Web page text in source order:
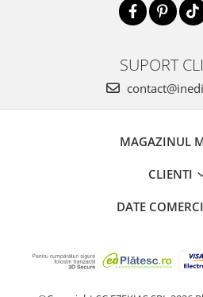
SUPORT
MAGAZINUL
CLIENTI
DATE